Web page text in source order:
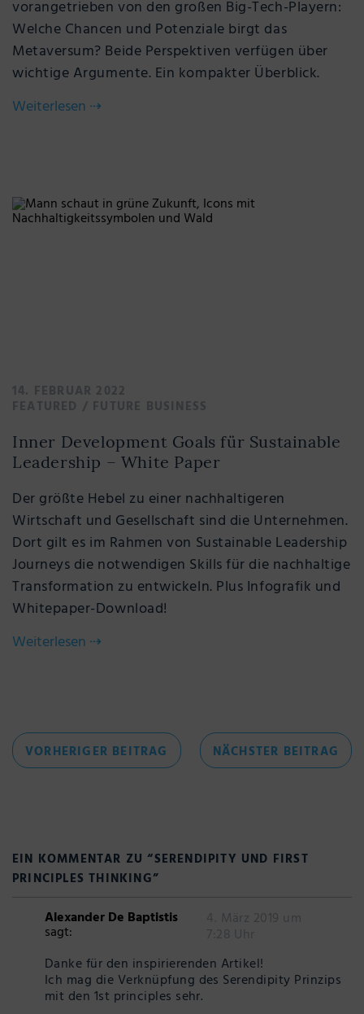
vorangetrieben von den großen Big-Tech-Playern:
Welche Chancen und Potenziale birgt das
Metaversum? Beide Perspektiven verfügen über
wichtige Argumente. Ein kompakter Überblick.
Weiterlesen ⇢
14. FEBRUAR 2022
FEATURED / FUTURE BUSINESS
Inner Development Goals für Sustainable
Leadership – White Paper
Der größte Hebel zu einer nachhaltigeren
Wirtschaft und Gesellschaft sind die Unternehmen.
Dort gilt es im Rahmen von Sustainable Leadership
Journeys die notwendigen Skills für die nachhaltige
Transformation zu entwickeln. Plus Infografik und
Whitepaper-Download!
Weiterlesen ⇢
Beitragsnavigation
VORHERIGER BEITRAG VORHERIGER
BEITRAG
NÄCHSTER BEITRAG
EIN KOMMENTAR ZU “SERENDIPITY UND FIRST
PRINCIPLES THINKING”
Alexander De Baptistis
sagt:
4. März 2019 um
7:28 Uhr
Danke für den inspirierenden Artikel!
Ich mag die Verknüpfung des Serendipity Prinzips
mit den 1st principles sehr.